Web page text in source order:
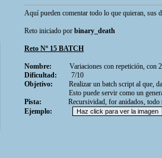
Aquí pueden comentar todo lo que quieran, sus
Reto iniciado porbinary_death
Reto Nº 15 BATCH
Nombre:Variaciones con repetición, con 26
Dificultad:7/10
Objetivo:Realizar un batch script al que, dado
Esto puede servir como un generador de
Pista:Recursividad, for anidados, todo
Ejemplo: